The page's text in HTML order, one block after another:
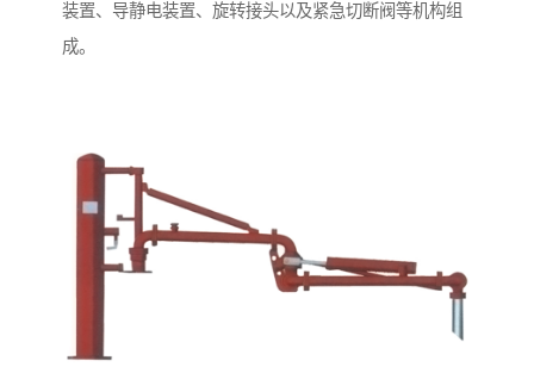
装置、导静电装置、旋转接头以及紧急切断阀等机构组
成。